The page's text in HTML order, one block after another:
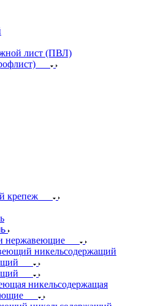
лист (ПВЛ)
крепеж
нержавеющие
никельсодержащий
никельсодержащая